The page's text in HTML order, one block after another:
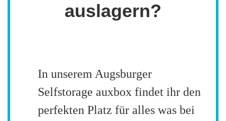
auslagern?
In unserem Augsburger
Selfstorage auxbox findet ihr den
perfekten Platz für alles was bei